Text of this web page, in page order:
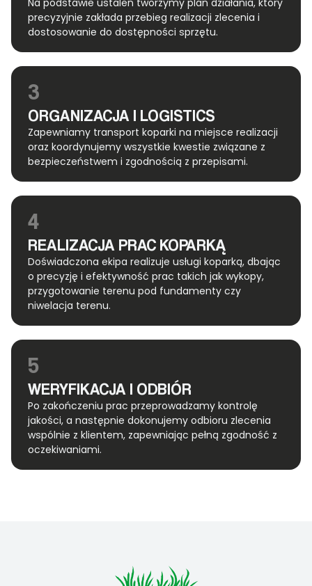
Na podstawie ustaleń tworzymy plan działania, który
precyzyjnie zakłada przebieg realizacji zlecenia i
dostosowanie do dostępności sprzętu.
3
ORGANIZACJA I LOGISTICS
Zapewniamy transport koparki na miejsce realizacji
oraz koordynujemy wszystkie kwestie związane z
bezpieczeństwem i zgodnością z przepisami.
4
REALIZACJA PRAC KOPARKĄ
Doświadczona ekipa realizuje usługi koparką, dbając
o precyzję i efektywność prac takich jak wykopy,
przygotowanie terenu pod fundamenty czy
niwelacja terenu.
5
WERYFIKACJA I ODBIÓR
Po zakończeniu prac przeprowadzamy kontrolę
jakości, a następnie dokonujemy odbioru zlecenia
wspólnie z klientem, zapewniając pełną zgodność z
oczekiwaniami.